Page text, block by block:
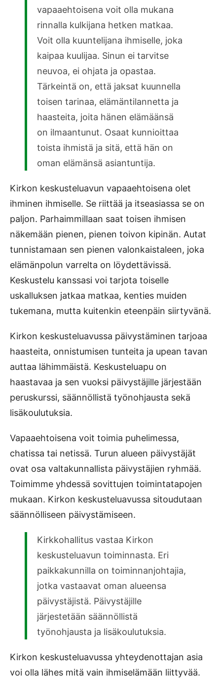
vapaaehtoisena voit olla mukana
rinnalla kulkijana hetken matkaa.
Voit olla kuuntelijana ihmiselle, joka
kaipaa kuulijaa. Sinun ei tarvitse
neuvoa, ei ohjata ja opastaa.
Tärkeintä on, että jaksat kuunnella
toisen tarinaa, elämäntilannetta ja
haasteita, joita hänen elämäänsä
on ilmaantunut. Osaat kunnioittaa
toista ihmistä ja sitä, että hän on
oman elämänsä asiantuntija.
Kirkon keskusteluavun vapaaehtoisena olet
ihminen ihmiselle. Se riittää ja itseasiassa se on
paljon. Parhaimmillaan saat toisen ihmisen
näkemään pienen, pienen toivon kipinän. Autat
tunnistamaan sen pienen valonkaistaleen, joka
elämänpolun varrelta on löydettävissä.
Keskustelu kanssasi voi tarjota toiselle
uskalluksen jatkaa matkaa, kenties muiden
tukemana, mutta kuitenkin eteenpäin siirtyvänä.
Kirkon keskusteluavussa päivystäminen tarjoaa
haasteita, onnistumisen tunteita ja upean tavan
auttaa lähimmäistä. Keskusteluapu on
haastavaa ja sen vuoksi päivystäjille järjestään
peruskurssi, säännöllistä työnohjausta sekä
lisäkoulutuksia.
Vapaaehtoisena voit toimia puhelimessa,
chatissa tai netissä. Turun alueen päivystäjät
ovat osa valtakunnallista päivystäjien ryhmää.
Toimimme yhdessä sovittujen toimintatapojen
mukaan. Kirkon keskusteluavussa sitoudutaan
säännölliseen päivystämiseen.
Kirkkohallitus vastaa Kirkon
keskusteluavun toiminnasta. Eri
paikkakunnilla on toiminnanjohtajia,
jotka vastaavat oman alueensa
päivystäjistä. Päivystäjille
järjestetään säännöllistä
työnohjausta ja lisäkoulutuksia.
Kirkon keskusteluavussa yhteydenottajan asia
voi olla lähes mitä vain ihmiselämään liittyvää.